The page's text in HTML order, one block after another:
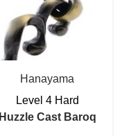
Hanayama
Level 4 Hard
Huzzle Cast Baroq